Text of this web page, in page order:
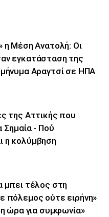
η Μέση Ανατολή: Οι
εγκατάσταση της
Αραγτσί σε ΗΠΑ
της Αττικής που
Σημαία - Πού
η κολύμβηση
μπει τέλος στη
πόλεμος ούτε ειρήνη»
ώρα για συμφωνία»